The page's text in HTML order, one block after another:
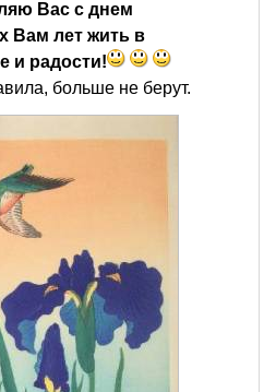
Вас с днем
Вам лет жить в
и радости!
больше не берут.